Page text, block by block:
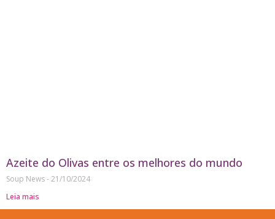
Azeite do Olivas entre os melhores do mundo
Soup News 21/10/2024
Leia mais